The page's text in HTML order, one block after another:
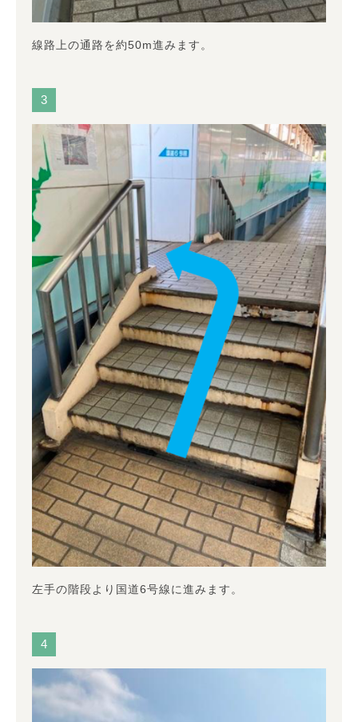
線路上の通路を約50m進みます。
3
左手の階段より国道6号線に進みます。
4